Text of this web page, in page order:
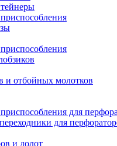
и отбойных молотков
для
для
и долот